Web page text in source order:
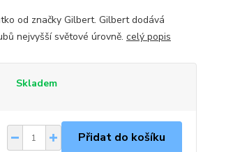
od značky Gilbert. Gilbert dodává
nejvyšší světové úrovně. celý popis
Skladem
Přidat do košíku